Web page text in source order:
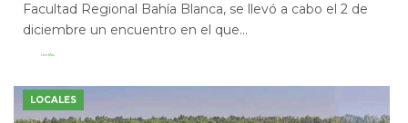
Facultad Regional Bahía Blanca, se llevó a cabo el 2 de
diciembre un encuentro en el que...
Leer Más
LOCALES